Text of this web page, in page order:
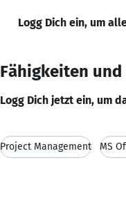
Logg Dich ein, um
Fähigkeiten
Logg Dich jetzt ein, um
Project Management MS